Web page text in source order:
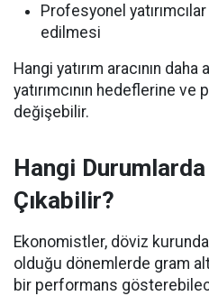
Profesyonel
edilmesi
Hangi yatırım aracının
yatırımcının hedeflerine
değişebilir.
Hangi
Çıkabilir?
Ekonomistler, döviz
olduğu dönemlerde gram
bir performans